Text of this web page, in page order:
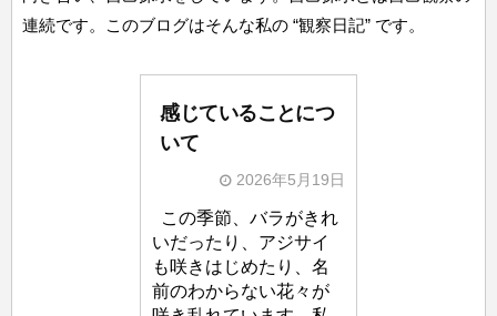
連続です。このブログはそんな私の “観察日記” です。
感じていることにつ
いて
2026年5月19日
y
自
生
この季節、バラがきれ
いだったり、アジサイ
も咲きはじめたり、名
前のわからない花々が